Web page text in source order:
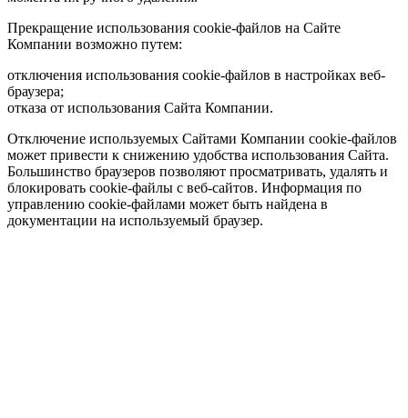
Прекращение использования cookie-файлов на Сайте
Компании возможно путем:
отключения использования cookie-файлов в настройках веб-
браузера;
отказа от использования Сайта Компании.
Отключение используемых Сайтами Компании cookie-файлов
может привести к снижению удобства использования Сайта.
Большинство браузеров позволяют просматривать, удалять и
блокировать cookie-файлы c веб-сайтов. Информация по
управлению cookie-файлами может быть найдена в
документации на используемый браузер.